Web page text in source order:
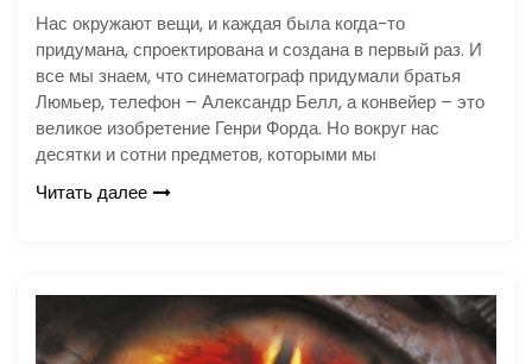
Нас окружают вещи, и каждая была когда-то
придумана, спроектирована и создана в первый раз. И
все мы знаем, что синематограф придумали братья
Люмьер, телефон – Александр Белл, а конвейер – это
великое изобретение Генри Форда. Но вокруг нас
десятки и сотни предметов, которыми мы
Читать далее